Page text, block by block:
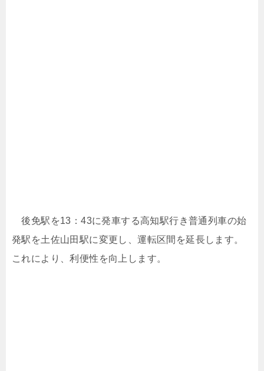
後免駅を13：43に発車する高知駅行き普通列車の始
発駅を土佐山田駅に変更し、運転区間を延長します。
これにより、利便性を向上します。